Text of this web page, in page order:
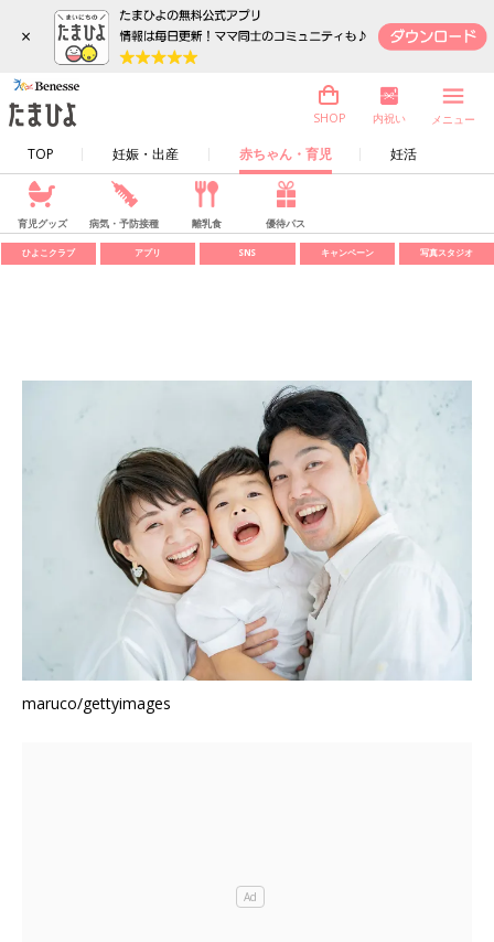
×
TOP 妊娠・出産 赤ちゃん・育児 妊活
SHOP 内祝い メニュー
育児グッズ 病気・予防接種 離乳食 優待パス
ひよこクラブ アプリ SNS キャンペーン 写真スタジオ
maruco/gettyimages